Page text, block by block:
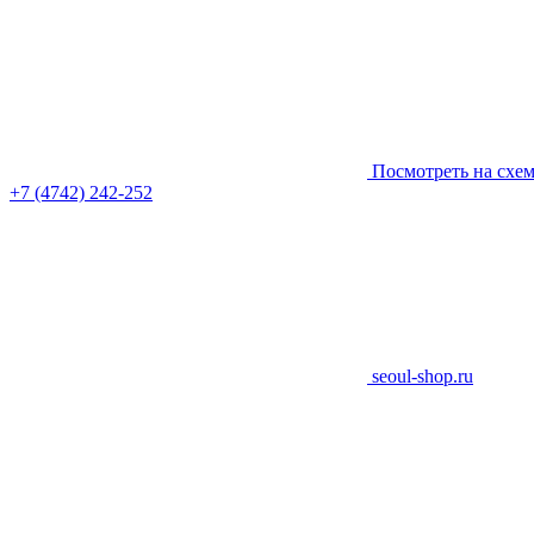
Посмотреть на
+7 (4742) 242-252
seoul-shop.ru